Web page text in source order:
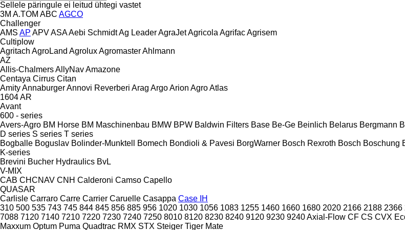
Sellele päringule ei leitud ühtegi vastet
3M A.TOM ABC AGCO
Challenger
AMS AP APVASAAebi SchmidtAg LeaderAgraJetAgricola AgrifacAgrisem
Cultiplow
Agritach AgroLand AgroluxAgromasterAhlmann
AZ
Allis-ChalmersAllyNavAmazone
Centaya Cirrus Citan
AmityAnnaburgerAnnovi Reverberi Arag ArgoArion AgroAtlas
1604AR
Avant
600 - series
Avers-Agro BM Horse BM Maschinenbau BMW BPW Baldwin Filters Base Be-Ge Beinlich Belarus Bergmann
D series S series T series
Bogballe Boguslav Bolinder-Munktell Bomech Bondioli & Pavesi BorgWarner Bosch Rexroth Bosch Boschung
K-series
Brevini Bucher Hydraulics BvL
V-MIX
CAB CHCNAV CNH Calderoni Camso Capello
QUASAR
Carlisle Carraro Carre Carrier Caruelle Casappa Case IH
310 500 535 743 745 844 845 856 885 956 1020 1030 1056 1083 1255 1460 1660 1680 2020 2166 2188 2366
7088 7120 7140 7210 7220 7230 7240 7250 8010 8120 8230 8240 9120 9230 9240Axial-Flow CF CS CVX
Maxxum Optum Puma Quadtrac RMX STX Steiger Tiger Mate